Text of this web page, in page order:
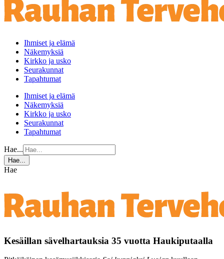
Ihmiset ja elämä
Näkemyksiä
Kirkko ja usko
Seurakunnat
Tapahtumat
Ihmiset ja elämä
Näkemyksiä
Kirkko ja usko
Seurakunnat
Tapahtumat
Hae...
Hae...
Hae
Kesäillan sävelhartauksia 35 vuotta Haukiputaalla